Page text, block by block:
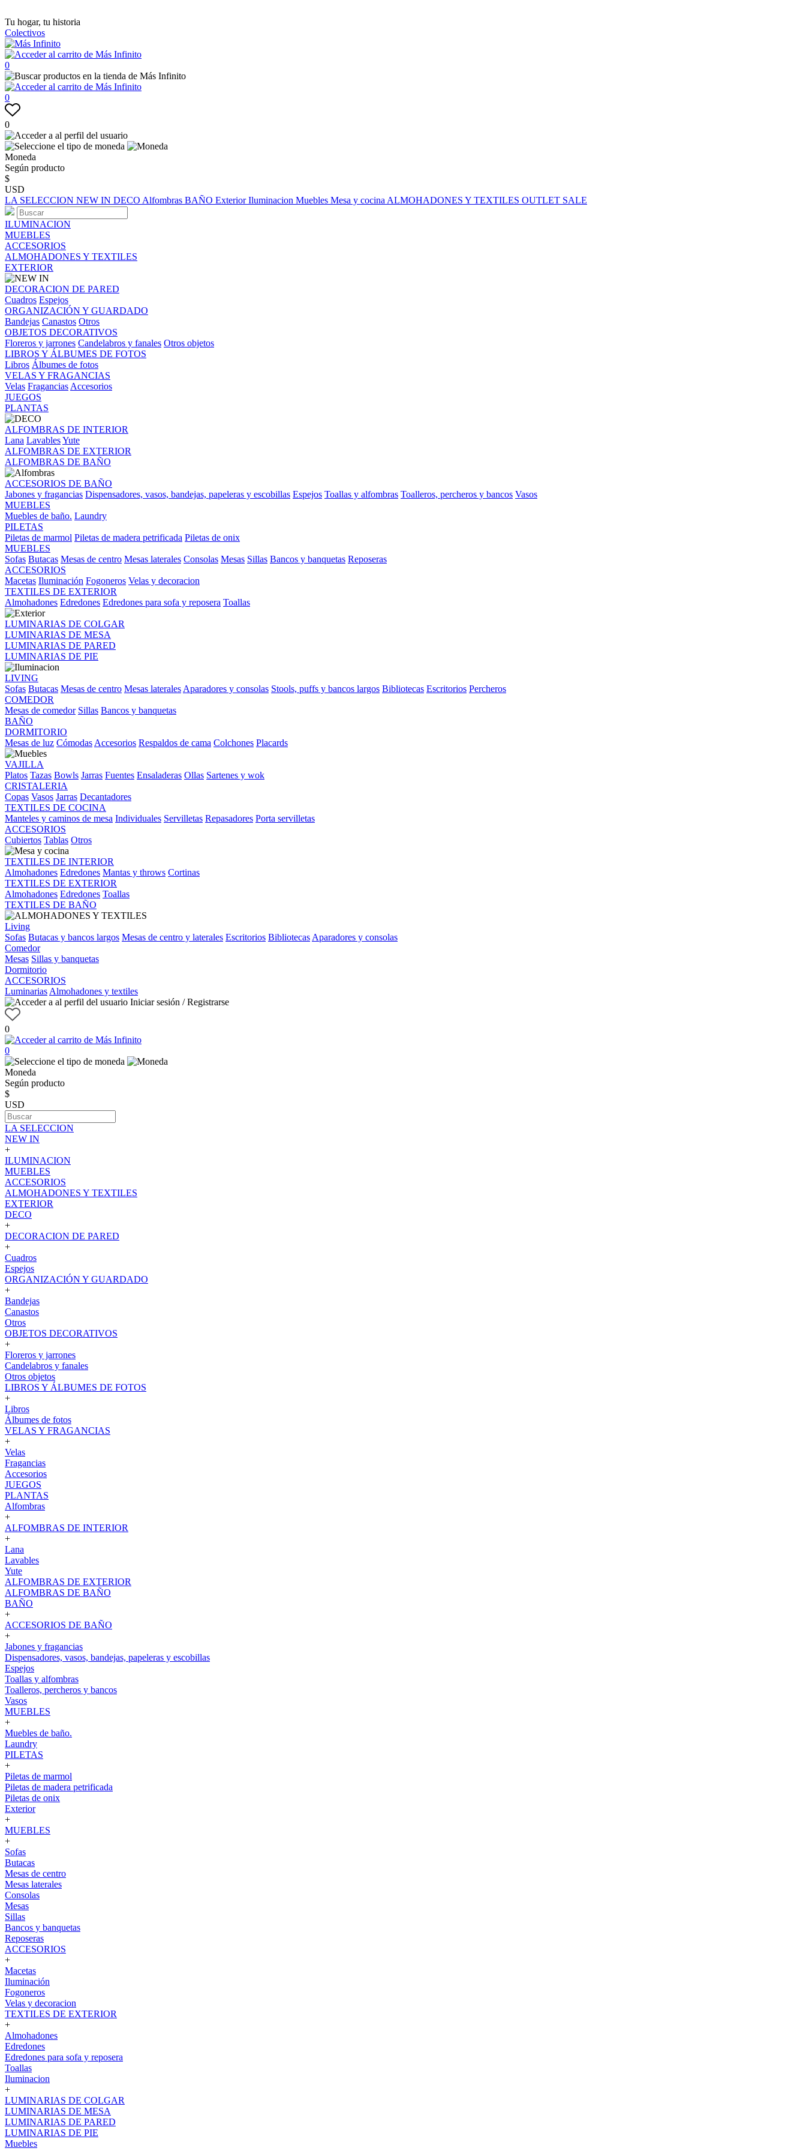
Tu hogar, tu historia
Colectivos
0
0
0
Moneda
Según producto
$
USD
LA SELECCION NEW IN DECO Alfombras BAÑO ExteriorIluminacion Muebles Mesa y cocina ALMOHADONES Y TEXTILES OUTLET SALE
ILUMINACION
MUEBLES
ACCESORIOS
ALMOHADONES Y TEXTILES
EXTERIOR
DECORACION DE PARED
Cuadros Espejos
ORGANIZACIÓN Y GUARDADO
Bandejas Canastos Otros
OBJETOS DECORATIVOS
Floreros y jarrones Candelabros y fanales Otros objetos
LIBROS Y ÁLBUMES DE FOTOS
Libros Álbumes de fotos
VELAS Y FRAGANCIAS
Velas Fragancias Accesorios
JUEGOS
PLANTAS
ALFOMBRAS DE INTERIOR
Lana LavablesYute
ALFOMBRAS DE EXTERIOR
ALFOMBRAS DE BAÑO
ACCESORIOS DE BAÑO
Jabones y fragancias Dispensadores, vasos, bandejas, papeleras y escobillas Espejos Toallas y alfombras Toalleros, percheros y bancos Vasos
MUEBLES
Muebles de baño. Laundry
PILETAS
Piletas de marmol Piletas de madera petrificada Piletas de onix
MUEBLES
Sofas Butacas Mesas de centro Mesas laterales Consolas Mesas Sillas Bancos y banquetas Reposeras
ACCESORIOS
Macetas Iluminación Fogoneros Velas y decoracion
TEXTILES DE EXTERIOR
Almohadones Edredones Edredones para sofa y reposera Toallas
LUMINARIAS DE COLGAR
LUMINARIAS DE MESA
LUMINARIAS DE PARED
LUMINARIAS DE PIE
LIVING
Sofas Butacas Mesas de centro Mesas laterales Aparadores y consolas Stools, puffs y bancos largos Bibliotecas Escritorios Percheros
COMEDOR
Mesas de comedor Sillas Bancos y banquetas
BAÑO
DORMITORIO
Mesas de luz Cómodas Accesorios Respaldos de cama Colchones Placards
VAJILLA
Platos Tazas Bowls Jarras Fuentes Ensaladeras Ollas Sartenes y wok
CRISTALERIA
Copas Vasos Jarras Decantadores
TEXTILES DE COCINA
Manteles y caminos de mesa Individuales Servilletas Repasadores Porta servilletas
ACCESORIOS
Cubiertos Tablas Otros
TEXTILES DE INTERIOR
Almohadones Edredones Mantas y throws Cortinas
TEXTILES DE EXTERIOR
Almohadones Edredones Toallas
TEXTILES DE BAÑO
Living
Sofas Butacas y bancos largos Mesas de centro y laterales Escritorios Bibliotecas Aparadores y consolas
Comedor
Mesas Sillas y banquetas
Dormitorio
ACCESORIOS
Luminarias Almohadones y textiles
Iniciar sesión / Registrarse
0
0
Moneda
Según producto
$
USD
LA SELECCION
NEW IN
+
ILUMINACION
MUEBLES
ACCESORIOS
ALMOHADONES Y TEXTILES
EXTERIOR
DECO
+
DECORACION DE PARED
+
Cuadros
Espejos
ORGANIZACIÓN Y GUARDADO
+
Bandejas
Canastos
Otros
OBJETOS DECORATIVOS
+
Floreros y jarrones
Candelabros y fanales
Otros objetos
LIBROS Y ÁLBUMES DE FOTOS
+
Libros
Álbumes de fotos
VELAS Y FRAGANCIAS
+
Velas
Fragancias
Accesorios
JUEGOS
PLANTAS
Alfombras
+
ALFOMBRAS DE INTERIOR
+
Lana
Lavables
Yute
ALFOMBRAS DE EXTERIOR
ALFOMBRAS DE BAÑO
BAÑO
+
ACCESORIOS DE BAÑO
+
Jabones y fragancias
Dispensadores, vasos, bandejas, papeleras y escobillas
Espejos
Toallas y alfombras
Toalleros, percheros y bancos
Vasos
MUEBLES
+
Muebles de baño.
Laundry
PILETAS
+
Piletas de marmol
Piletas de madera petrificada
Piletas de onix
Exterior
+
MUEBLES
+
Sofas
Butacas
Mesas de centro
Mesas laterales
Consolas
Mesas
Sillas
Bancos y banquetas
Reposeras
ACCESORIOS
+
Macetas
Iluminación
Fogoneros
Velas y decoracion
TEXTILES DE EXTERIOR
+
Almohadones
Edredones
Edredones para sofa y reposera
Toallas
Iluminacion
+
LUMINARIAS DE COLGAR
LUMINARIAS DE MESA
LUMINARIAS DE PARED
LUMINARIAS DE PIE
Muebles